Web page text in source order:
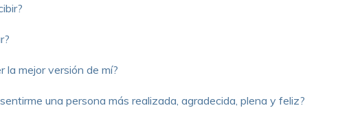
la mejor versión de mí?
una persona más realizada, agradecida, plena y feliz?